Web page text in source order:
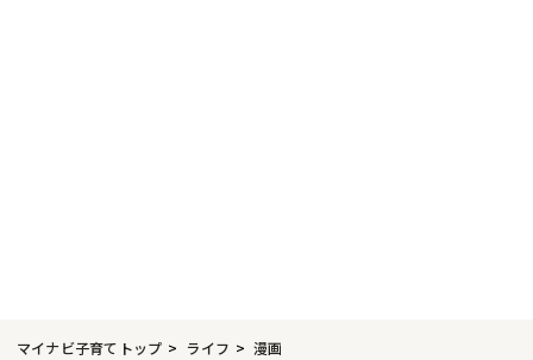
マイナビ子育てトップ ライフ
漫画